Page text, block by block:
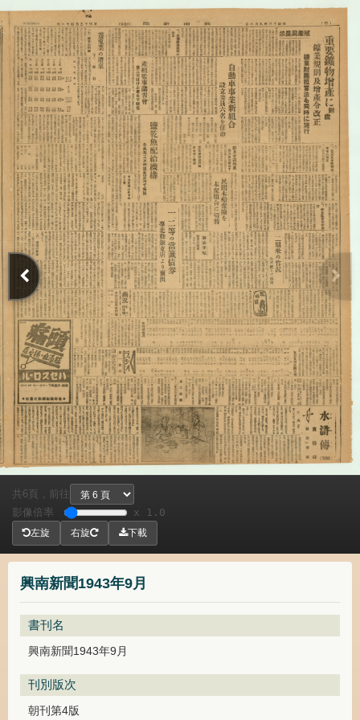
興南新聞1943年9月
書刊名
興南新聞1943年9月
刊別版次
朝刊第4版
共 6頁，
前往
影像倍率
x 1.0
左旋 右旋 下載